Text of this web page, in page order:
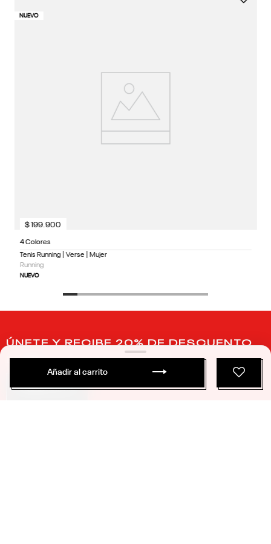
NUEVO
4 Colores
Tenis Running | Verse | Mujer
Running
NUEVO
$ 199.900
Añadir al carrito
ÚNETE Y RECIBE 20% DE DESCUENTO
EN TU PRÓXIMA COMPRA
SUSCRIBIRME